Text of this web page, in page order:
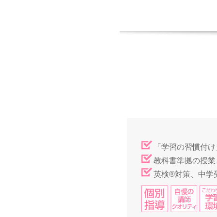
「学習の習慣付
教科書準拠の授
英検®対策、中学